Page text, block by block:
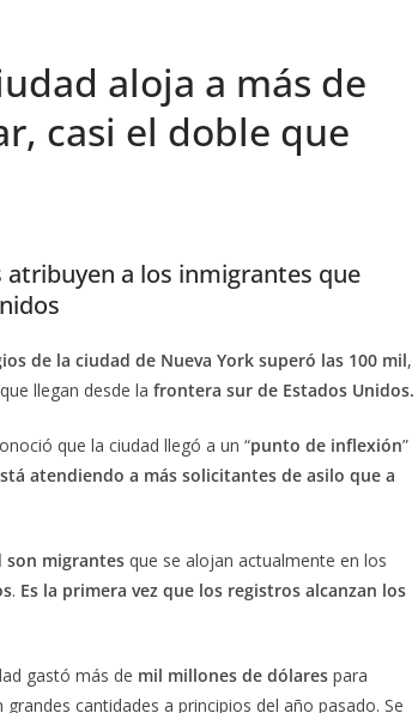
aloja a más de
casi el doble que
a los inmigrantes que
de la ciudad de Nueva York superó las 100 mil,
que llegan desde la frontera sur de Estados Unidos.
que la ciudad llegó a un “punto de inflexión”
atendiendo a más solicitantes de asilo que a
son migrantes que se alojan actualmente en los
. Es la primera vez que los registros alcanzan los
gastó más de mil millones de dólares para
cantidades a principios del año pasado. Se